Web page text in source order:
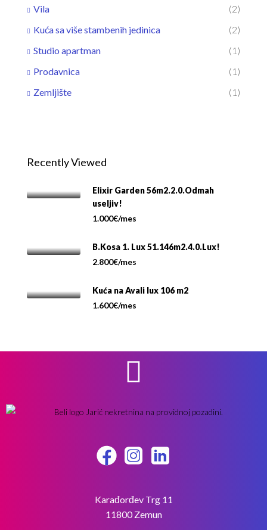
Vila
(2)
Kuća sa više stambenih jedinica
(2)
Studio apartman
(1)
Prodavnica
(1)
Zemljište
(1)
Recently Viewed
Elixir Garden 56m2.2.0.Odmah
useljiv!
1.000€/mes
B.Kosa 1. Lux 51.146m2.4.0.Lux!
2.800€/mes
Kuća na Avali lux 106 m2
1.600€/mes
Karađorđev Trg 11
11800 Zemun